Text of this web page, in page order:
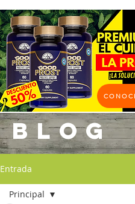
BLOG
Entrada
Principal